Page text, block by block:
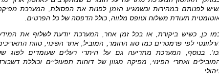
לפנותם במהירות וכשמגיע הזמן לפנות את הפסולת, המערכת
תעודת משלוח וטופס מלווה, כולל הדפסה של כל הפרטים.
כן,כשיש ביקורת, או בכל זמן אחר, המערכת יודעת לשלוף את
לפי פרמטרים כמו סוג החומר, המוביל, אתר הפינוי, טווח
בנוסף, המערכת מתריעה גם על היתרי רעלים שעומדים לפוג
ואתרי הפינוי, מפיקה מגוון של דוחות תפעוליים וכוללת